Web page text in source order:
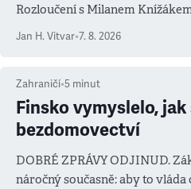
Rozloučení s Milanem
salvy i kritika pokrokářů
Jan H. Vitvar•7. 8. 2026
Zahraničí•5 minut
Finsko vymyslelo, jak
bezdomovectví
DOBRÉ ZPRÁVY ODJINUD.
náročný současně: aby to